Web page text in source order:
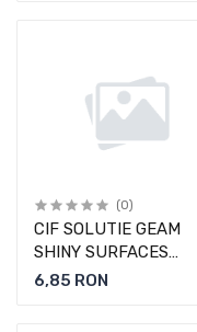
(0)
CIF SOLUTIE GEAM
SHINY SURFACES
500ML SPRING FRESH
6,85 RON